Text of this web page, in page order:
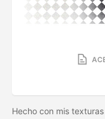
Hecho con mis